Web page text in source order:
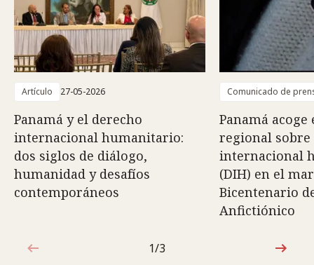
Artículo 27-05-2026
Panamá y el derecho
internacional humanitario:
dos siglos de diálogo,
humanidad y desafíos
contemporáneos
Comunicado de
Panamá
regional sobre
internacional
(DIH) en el
Bicentenario
Anfictiónico
1de3
1/3